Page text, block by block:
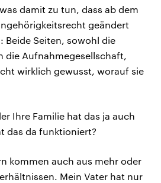
damit zu tun, dass ab dem
geändert
Beide Seiten, sowohl die
die Aufnahmegesellschaft,
wirklich gewusst, worauf sie
Ihre Familie hat das ja auch
das da funktioniert?
kommen auch aus mehr oder
Mein Vater hat nur